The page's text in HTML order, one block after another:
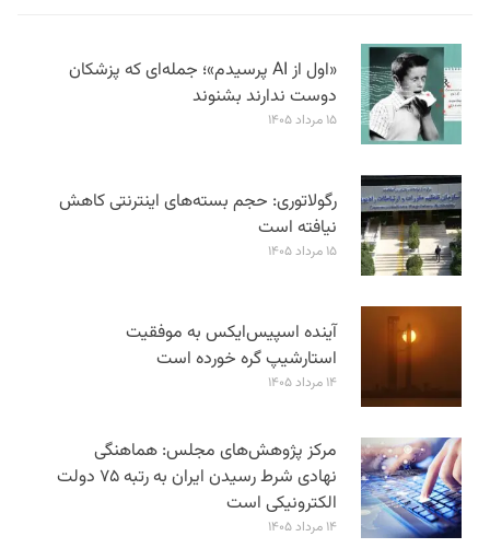
«اول از AI پرسیدم»؛ جمله‌ای که پزشکان
دوست ندارند بشنوند
۱۵ مرداد ۱۴۰۵
رگولاتوری: حجم بسته‌های اینترنتی کاهش
نیافته است
۱۵ مرداد ۱۴۰۵
آینده اسپیس‌ایکس به موفقیت
استارشیپ گره خورده است
۱۴ مرداد ۱۴۰۵
مرکز پژوهش‌های مجلس: هماهنگی
نهادی شرط رسیدن ایران به رتبه ۷۵ دولت
الکترونیکی است
۱۴ مرداد ۱۴۰۵